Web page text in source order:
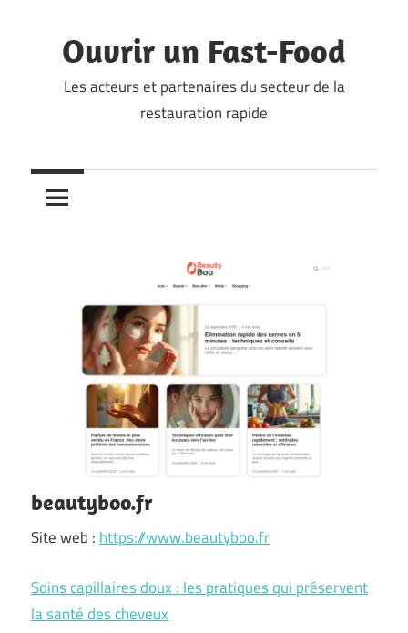
contentOuvrir un Fast-Food
Les acteurs et partenaires du secteur de la
restauration rapide
beautyboo.fr
Site web : https://www.beautyboo.fr
Soins capillaires doux : les pratiques qui préservent
la santé des cheveux